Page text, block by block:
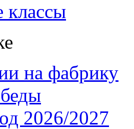
классы
на фабрику
2026/2027